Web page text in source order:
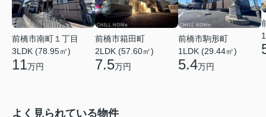
前橋市南町１丁目
3LDK (78.95㎡)
11万円
前橋市箱田町
2LDK (57.60㎡)
7.5万円
前橋市駒形町
1LDK (29.44㎡)
5.4万円
よく見られている物件